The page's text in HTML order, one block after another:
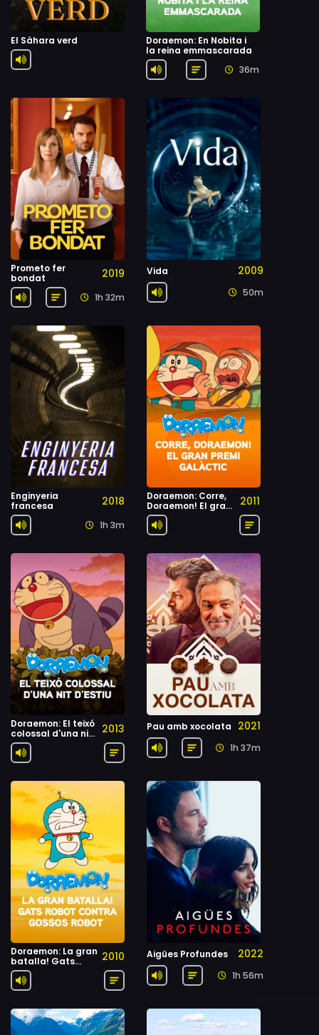
El Sàhara verd
Doraemon: En Nobita i
la reina emmascarada
36m
Prometo fer
bondat
2019
1h 32m
Vida 2009
50m
Enginyeria
francesa
2018
1h 3m
Doraemon: Corre,
Doraemon! El gran
premi galàctic
2011
Doraemon: El teixó
colossal d'una nit
d'estiu
2013 Pau amb xocolata 2021
1h 37m
Doraemon: La gran
batalla! Gats
robot contra
gossos robot
2010 Aigües Profundes 2022
1h 56m